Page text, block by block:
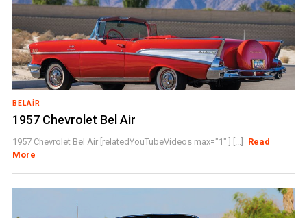
BELAIR
1957 Chevrolet Bel Air
1957 Chevrolet Bel Air [relatedYouTubeVideos max="1" ] [...]
Read
More